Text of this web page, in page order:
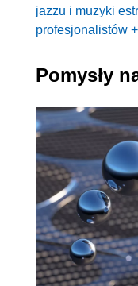
jazzu i muzyki
profesjonalistów
Pomysły